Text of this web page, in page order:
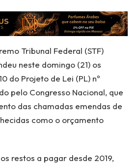
Tribunal Federal (STF)
neste domingo (21) os
do Projeto de Lei (PL) nº
pelo Congresso Nacional, que
das chamadas emendas de
como o orçamento
restos a pagar desde 2019,